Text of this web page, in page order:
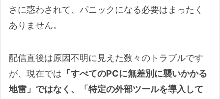
2-5. 現状 Web 上の情報との整
3-1. 起動時に発生した不具合
（ホスト ↔ ゲスト間の初期通
信エラー）
さに惑わされて、パニックになる必要はまったく
ありません。
配信直後は原因不明に見えた数々のトラブルです
が、現在では 「すべてのPCに無差別に襲いかかる
地雷」ではなく、「特定の外部ツールを導入して